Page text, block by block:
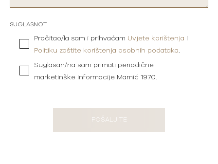
SUGLASNOT
Pročitao/la sam i prihvaćam Uvjete korištenja i
Politiku zaštite korištenja osobnih podataka.
Suglasan/na sam primati periodične
marketinške informacije Mamić 1970.
POŠALJITE